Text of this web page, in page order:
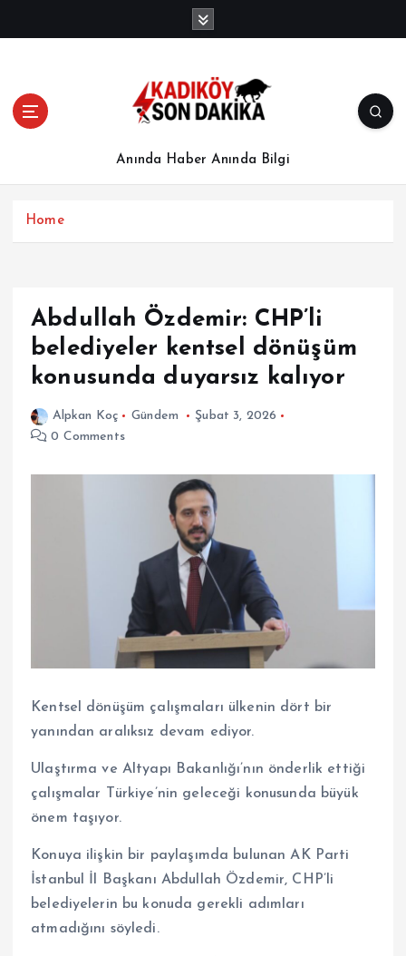
Anında Haber Anında Bilgi
Home
Abdullah Özdemir: CHP’li
belediyeler kentsel dönüşüm
konusunda duyarsız kalıyor
Alpkan Koç Gündem
Şubat 3, 2026
0 Comments
Kentsel dönüşüm çalışmaları ülkenin dört bir
yanından aralıksız devam ediyor.
Ulaştırma ve Altyapı Bakanlığı’nın önderlik ettiği
çalışmalar Türkiye’nin geleceği konusunda büyük
önem taşıyor.
Konuya ilişkin bir paylaşımda bulunan AK Parti
İstanbul İl Başkanı Abdullah Özdemir, CHP’li
belediyelerin bu konuda gerekli adımları
atmadığını söyledi.